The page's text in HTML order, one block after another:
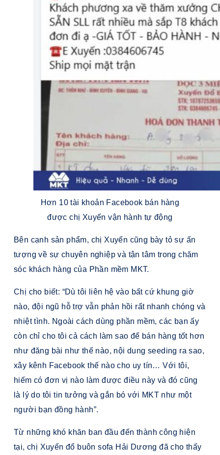
Hơn 10 tài khoản Facebook bán hàng
được chị Xuyến vận hành tự động
Bên cạnh sản phẩm, chị Xuyến cũng bày tỏ sự ấn
tượng về sự chuyên nghiệp và tận tâm trong chăm
sóc khách hàng của Phần mềm MKT.
Chị cho biết: “Dù tôi liên hệ vào bất cứ khung giờ
nào, đội ngũ hỗ trợ vẫn phản hồi rất nhanh chóng và
nhiệt tình. Ngoài cách dùng phần mềm, các bạn ấy
còn chỉ cho tôi cả cách làm sao để bán hàng tốt hơn
như đăng bài như thế nào, nội dung seeding ra sao,
xây kênh Facebook thế nào cho uy tín… Với tôi,
hiếm có đơn vị nào làm được điều này và đó cũng
là lý do tôi tin tưởng và gắn bó với MKT như một
người bạn đồng hành”.
Từ những khó khăn ban đầu đến thành công hiện
tại, chị Xuyến đổ buôn sofa Hải Dương đã cho thấy